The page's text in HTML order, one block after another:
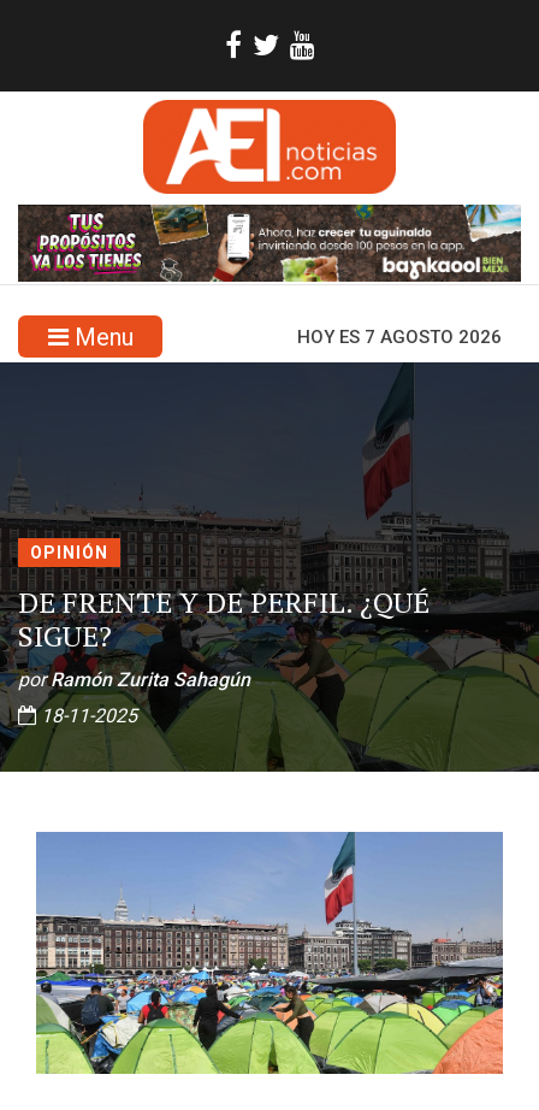
Menu HOY ES 7 AGOSTO 2026
OPINIÓN
DE FRENTE Y DE PERFIL. ¿QUÉ
SIGUE?
porRamón Zurita Sahagún
18-11-2025